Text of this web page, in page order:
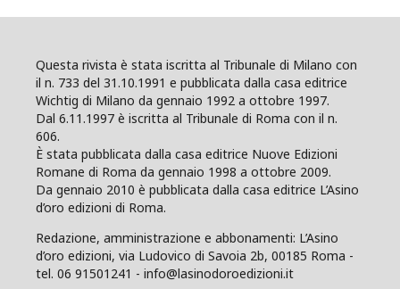
Questa rivista è stata iscritta al Tribunale di Milano con
il n. 733 del 31.10.1991 e pubblicata dalla casa editrice
Wichtig di Milano da gennaio 1992 a ottobre 1997.
Dal 6.11.1997 è iscritta al Tribunale di Roma con il n.
606.
È stata pubblicata dalla casa editrice Nuove Edizioni
Romane di Roma da gennaio 1998 a ottobre 2009.
Da gennaio 2010 è pubblicata dalla casa editrice L’Asino
d’oro edizioni di Roma.
Redazione, amministrazione e abbonamenti: L’Asino
d’oro edizioni, via Ludovico di Savoia 2b, 00185 Roma -
tel. 06 91501241 - info@lasinodoroedizioni.it